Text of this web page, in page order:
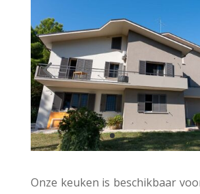
Onze keuken is beschikbaar